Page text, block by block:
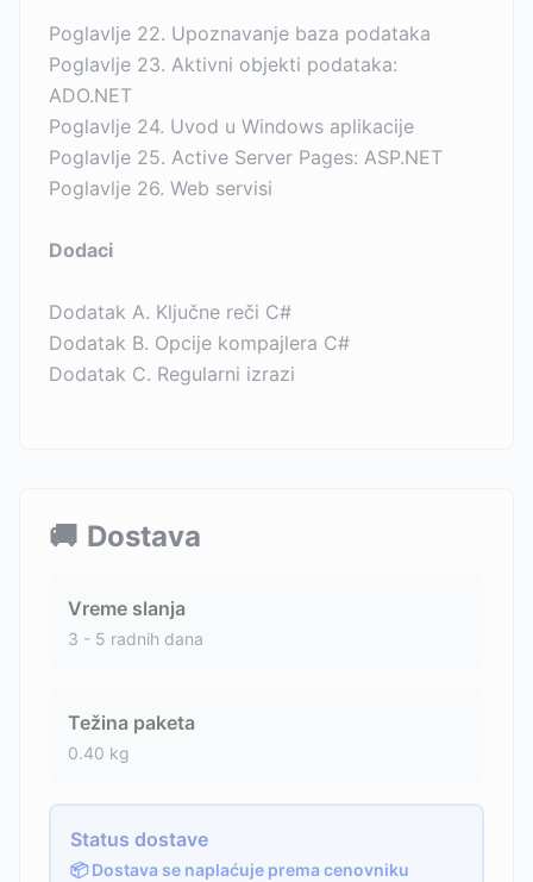
Poglavlje 22. Upoznavanje baza podataka
Poglavlje 23. Aktivni objekti podataka:
ADO.NET
Poglavlje 24. Uvod u Windows aplikacije
Poglavlje 25. Active Server Pages: ASP.NET
Poglavlje 26. Web servisi
Dodaci
Dodatak A. Ključne reči C#
Dodatak B. Opcije kompajlera C#
Dodatak C. Regularni izrazi
🚚 Dostava
Vreme slanja
3 - 5 radnih dana
Težina paketa
0.40 kg
Status dostave
📦 Dostava se naplaćuje prema cenovniku